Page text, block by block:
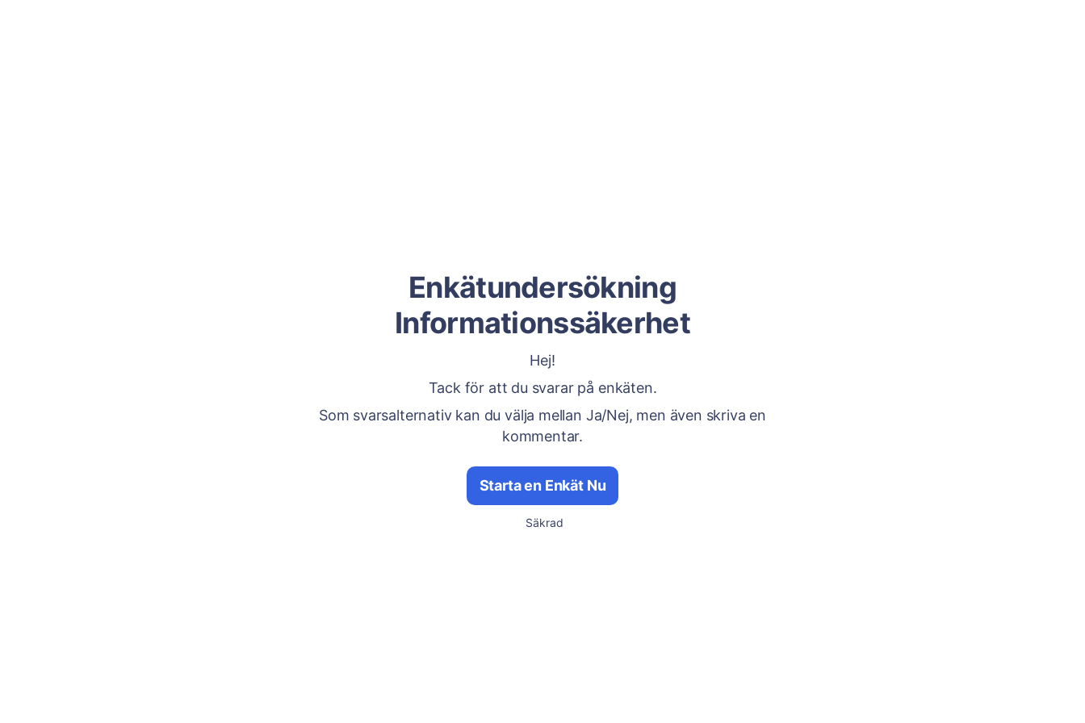
Enkätundersökning
Informationssäkerhet
Hej!
Tack för att du svarar på enkäten.
Som svarsalternativ kan du välja mellan Ja/Nej, men även skriva en
kommentar.
Starta en Enkät Nu
Säkrad